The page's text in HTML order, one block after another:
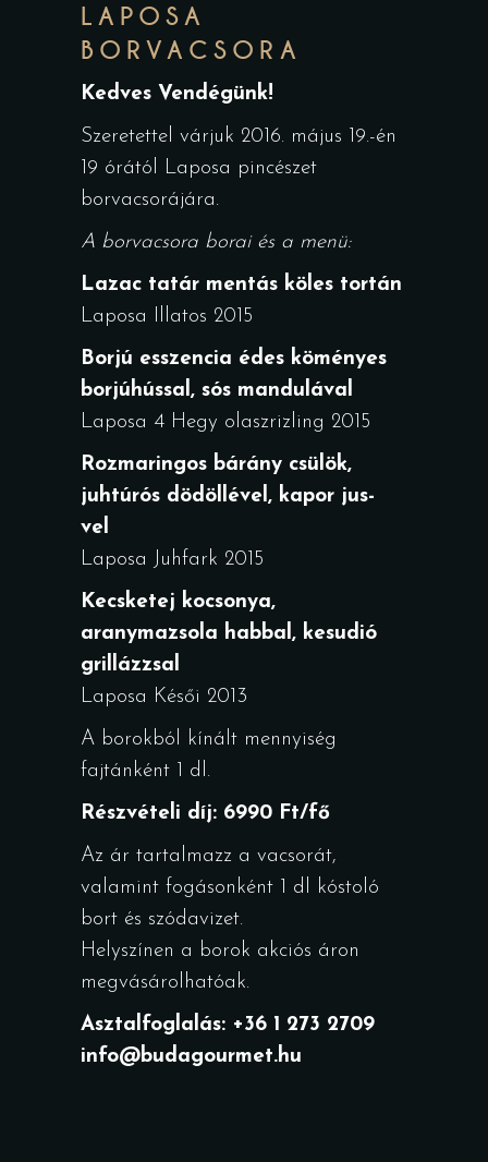
LAPOSA
BORVACSORA
Kedves Vendégünk!
Szeretettel várjuk 2016. május 19.-én
19 órától Laposa pincészet
borvacsorájára.
A borvacsora borai és a menü:
Lazac tatár mentás köles tortán
Laposa Illatos 2015
Borjú esszencia édes köményes
borjúhússal, sós mandulával
Laposa 4 Hegy olaszrizling 2015
Rozmaringos bárány csülök,
juhtúrós dödöllével, kapor jus-
vel
Laposa Juhfark 2015
Kecsketej kocsonya,
aranymazsola habbal, kesudió
grillázzsal
Laposa Késői 2013
A borokból kínált mennyiség
fajtánként 1 dl.
Részvételi díj: 6990 Ft/fő
Az ár tartalmazz a vacsorát,
valamint fogásonként 1 dl kóstoló
bort és szódavizet.
Helyszínen a borok akciós áron
megvásárolhatóak.
Asztalfoglalás: +36 1 273 2709
info@budagourmet.hu